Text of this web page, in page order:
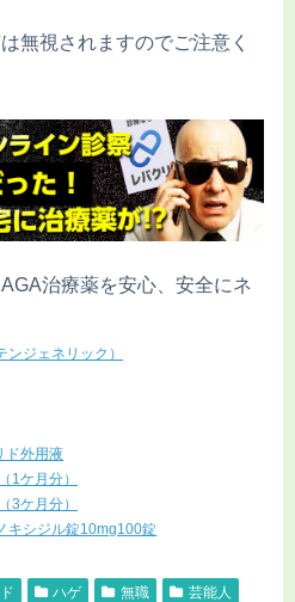
無視されますのでご注意く
治療薬を安心、安全にネ
ジェネリック）
ド外用液
1ケ月分）
3ケ月分）
キシジル錠10mg100錠
ハゲ 無職
芸能人